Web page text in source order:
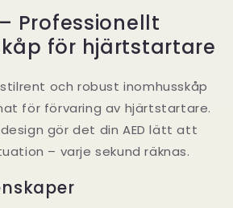
Professionellt
för hjärtstartare
och robust inomhusskåp
för förvaring av hjärtstartare.
gör det din AED lätt att
– varje sekund räknas.